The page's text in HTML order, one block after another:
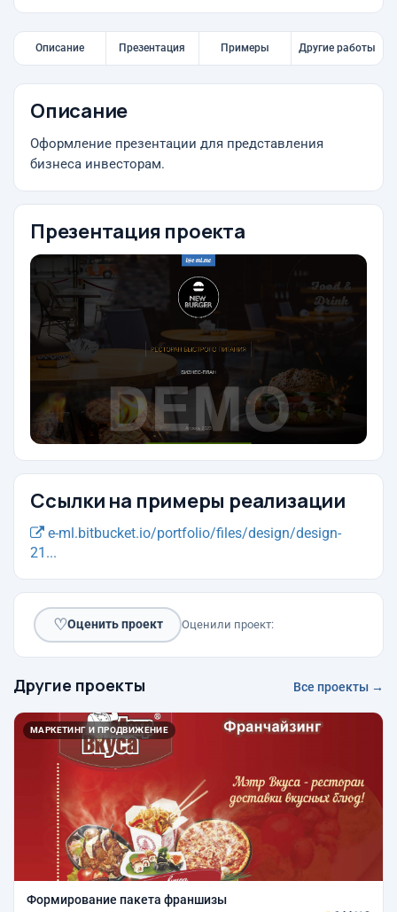
Описание Презентация Примеры Другие работы
Описание
Оформление презентации для представления
бизнеса инвесторам.
Презентация проекта
Ссылки на примеры реализации
e-ml.bitbucket.io/portfolio/files/design/design-
21...
♡Оценить проект Оценили проект:
Другие проекты Все проекты →
МАРКЕТИНГ И ПРОДВИЖЕНИЕ
Формирование пакета франшизы